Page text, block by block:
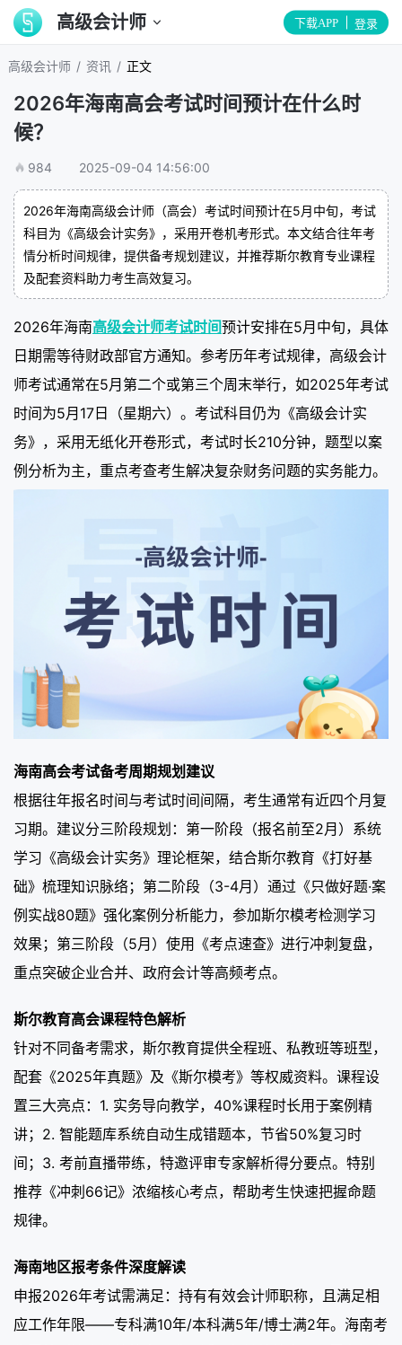
高级会计师 下载APP 登录
高级会计师 / 资讯 / 正文
2026年海南高会考试时间预计在什么时
候？
984 2025-09-04 14:56:00
2026年海南高级会计师（高会）考试时间预计在5月中旬，考试
科目为《高级会计实务》，采用开卷机考形式。本文结合往年考
情分析时间规律，提供备考规划建议，并推荐斯尔教育专业课程
及配套资料助力考生高效复习。
2026年海南高级会计师考试时间预计安排在5月中旬，具体
日期需等待财政部官方通知。参考历年考试规律，高级会计
师考试通常在5月第二个或第三个周末举行，如2025年考试
时间为5月17日（星期六）。考试科目仍为《高级会计实
务》，采用无纸化开卷形式，考试时长210分钟，题型以案
例分析为主，重点考查考生解决复杂财务问题的实务能力。
海南高会考试备考周期规划建议
根据往年报名时间与考试时间间隔，考生通常有近四个月复
习期。建议分三阶段规划：第一阶段（报名前至2月）系统
学习《高级会计实务》理论框架，结合斯尔教育《打好基
础》梳理知识脉络；第二阶段（3-4月）通过《只做好题·案
例实战80题》强化案例分析能力，参加斯尔模考检测学习
效果；第三阶段（5月）使用《考点速查》进行冲刺复盘，
重点突破企业合并、政府会计等高频考点。
斯尔教育高会课程特色解析
针对不同备考需求，斯尔教育提供全程班、私教班等班型，
配套《2025年真题》及《斯尔模考》等权威资料。课程设
置三大亮点：1. 实务导向教学，40%课程时长用于案例精
讲；2. 智能题库系统自动生成错题本，节省50%复习时
间；3. 考前直播带练，特邀评审专家解析得分要点。特别
推荐《冲刺66记》浓缩核心考点，帮助考生快速把握命题
规律。
海南地区报考条件深度解读
申报2026年考试需满足：持有有效会计师职称，且满足相
应工作年限——专科满10年/本科满5年/博士满2年。海南考